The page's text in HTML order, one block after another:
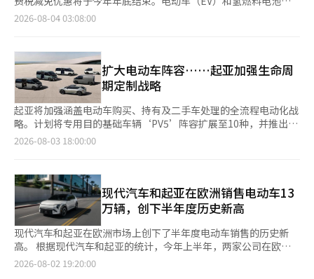
烈。 现代汽车推出了国民车地位的紧凑型轿车'全新阿凡达（The
△车身尺寸扩大至中型轿车水平 △全球最高水平的安全性 △兼顾
性能与效率的驾驶完成度 △应用先进的便利和数字化配置等特
点。 阿凡达提供2.0汽油和1.6混合动力两种动力系统，分为现代、
豪华和灵感三种配置，价格在2300万至3000万韩元之间。新车在
开始接受预订的首日便突破1万单，创下了历史最高纪录，超过了
2020年4月推出的第七代阿凡达首日的1万58辆的成绩。 现代汽车
相关人士表示：“在电动化和SDV时代，客户的期望值不断提高，
因此全新阿凡达从基础配置开始就具备高性价比，并通过多样化选
的价值。”※ 本报道经人工智能（AI）系统翻译与编辑。
未能达到市场预期是股价下跌的首要原因。营业利润预期为3.4万
亿日元，低于市场平均预期的3.8897万亿日元，差距接近4900亿
干预，最近一周日元兑美元汇率跌至157日元，远低于丰田设定的
160日元。这使得日元贬值对利润的推动效应受到限制，进一步加
剧了市场的抛售情绪。 与此同时，丰田的生产和销售计划保持不
变。包括雷克萨斯在内，计划在本财年生产1000万辆，销售1050
万辆，同时调整下一代电动车的开发计划，增强混合动力车的竞争
力。此外，丰田计划在2027至2028年间，将日本国内60万辆混合
动力车用电池生产线从镍氢电池逐步转为锂离子电池，目标是静冈
超过500万辆。中国企业也在加大对混合动力车的投资。丰田在当
天的发布中表示，作为长期计划，中国宁德时代将在印度尼西亚为
丰田生产每年20万台混合动力电池。※ 本报道经人工智能（AI）
系统翻译与编辑。
增长主要得益于“电动车转型支持金”的设立、地方政府补贴的提
前发放以及高油价等政策因素的影响。 实际上，上半年进口车注
车型以及比亚迪、极星等中国品牌的电动车涌入，使得中国在整体
进口车市场的占比达到41.2%，位居第一。 原本占据进口车市场过
半份额的德国品牌市场份额降至42.2%，失去了过半地位。 中国电
动车的快速涌入虽然带来了价格下降和消费者选择权的扩大，但也
加剧了国内制造基础的萎缩和供应链竞争压力，因此需要确保国产
车的价格竞争力和生态系统保护措施。 KAMA会长郑大镇表
示：“全球市场以及国内市场中，中国电动车的猛烈攻势加速，国
内汽车产业的制造基础和供应链竞争力面临严重威胁。”他指
表示：“由于地方补贴的消耗导致需求放缓，需加快各地方政府补
贴的追加和公告，以确保在向电动化过渡的过程中，继续推动未来
汽车的转型动力，包括对混合动力车在内的环保车的个别消费税减
免等税收优惠。”※ 本报道经人工智能（AI）系统翻译与编辑。
得益于电动车和混合动力车的销售扩大，全球销售已连续5个月保
持增长。 国内五大汽车制造商在7月的全球销售总计为670,191
借雪佛兰Trax跨界车和Trailblazer的出口良好，总共销售了
42,119辆，较去年同期增长30.6%。 相反，雷诺韩国的总销售量
为3,030辆，同比下降58.2%。其中，国内销售1,704辆，出口
1,326辆，分别下降57.4%和59.2%。KG汽车的总销售量为8,551
辆，同比下降11.1%。国内销售为2,610辆，下降41.4%，但海外
销售为5,941辆，增长15.0%。 在国内市场，现代汽车的格兰杰以
8,532辆连续两个月成为畅销车型。紧随其后的是起亚的塞尔图斯
（7,427辆）、嘉华（6,917辆）、索伦托（6,153辆）和斯포提奇
（FCEV）的消费税减免优惠也将从明年开始逐步缩减，预计在
关行业透露，政府已发布税法修正案，决定于今年12月31日结束
HEV的消费税、教育税和取得税减免措施。自2009年起，为促进
环保车购买，政府推出了每辆车减免100万韩元的税制优惠，随着
市场成熟度的提高，目前的减免金额为每辆车70万韩元。政府认为
税制支持的目标已实现，因此决定不再延长HEV消费税减免的适用
期限，该措施将于今年年底结束。 电动车和氢燃料电池车的消费
税减免优惠也将逐步缩减。电动车目前享有每辆300万韩元的消费
税减免，但从2027年1月起将降至200万韩元，2028年1月起进一
供每辆400万韩元的减免，2027年1月将降至300万韩元，2028年1
月降至150万韩元。电动车和氢燃料电池车的消费税减免优惠预计
将在2028年12月31日终止。 此次措施引发了对环保车购买需求可
能萎缩的担忧。由于HEV的消费税减免优惠取消，消费者的实际购
买成本预计将增加最多100万韩元（消费税70万韩元、教育税21万
韩元、增值税9万韩元）。电动车和氢燃料电池车的减免优惠也将
分别减少429万韩元（消费税300万韩元、教育税90万韩元、增值
税39万韩元）和572万韩元（消费税400万韩元、教育税120万韩
2026-08-04 03:08:00
扩大电动车阵容……起亚加强生命周
期定制战略
起亚将加强涵盖电动车购买、持有及二手车处理的全流程电动化战
略。计划将专用目的基础车辆‘PV5’阵容扩展至10种，并推出
EV6年款改款车型。针对新车购买者的金融支持也将全面增强，加
商业环境的电动车定制解决方案。 最大的变化是PBV阵容的扩展。
新增的车型包括：△优选型 △乘客5座（1-2-2） △乘客7座（2-2-
3） △货物紧凑型 △底盘货车等5种。 包括现有车型在内，PV5阵
容总共增加到10种，能够满足从乘客运输到物流、特种车辆等多样
化需求。 此次推出的‘2027年EV6’在所有车型中均标配安全配
置，并新配备19英寸轮胎，使得续航型2WD车型的单次充电续航
里程从494公里提升至502公里，增强了产品竞争力。 购买优惠也
得到了加强。持有内燃机车辆的客户购买起亚电动车可获得最高
2026-08-03 18:00:00
现代汽车和起亚在欧洲销售电动车13
万辆，创下半年度历史新高
现代汽车和起亚在欧洲市场上创下了半年度电动车销售的历史新
高。 根据现代汽车和起亚的统计，今年上半年，两家公司在欧洲
共销售电动车13万1032辆，比去年的半年度最高纪录9万2365辆
2026-08-02 19:20:00